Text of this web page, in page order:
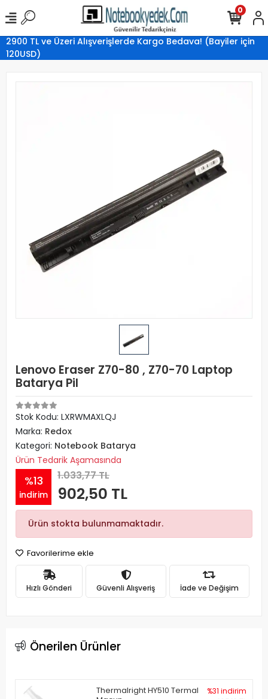
2900 TL ve Üzeri Alışverişlerde Kargo Bedava! (Bayiler için
120USD)
0
Lenovo Eraser Z70-80 , Z70-70 Laptop
Batarya Pil
Stok Kodu: LXRWMAXLQJ
Marka: Redox
Kategori: Notebook Batarya
Ürün Tedarik Aşamasında
%13
indirim
1.033,77 TL
902,50 TL
Ürün stokta bulunmamaktadır.
Favorilerime ekle
Hızlı Gönderi Güvenli Alışveriş İade ve Değişim
Önerilen Ürünler
Thermalright HY510 Termal
%31 indirim